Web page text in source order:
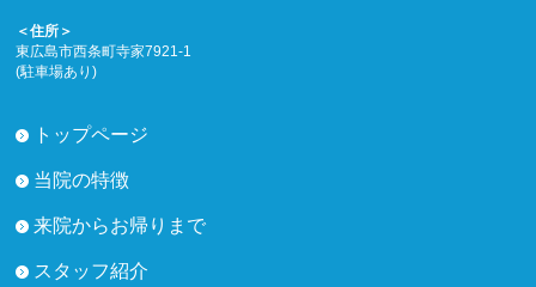
＜住所＞
東広島市西条町寺家7921-1
(駐車場あり)
トップページ
当院の特徴
来院からお帰りまで
スタッフ紹介